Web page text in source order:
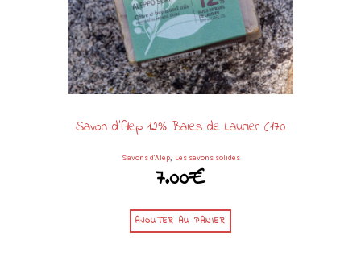
Savon d’Alep 12% Baies de Laurier (170
gr)
Savons d'Alep, Les savons solides
7.00€
AJOUTER AU PANIER